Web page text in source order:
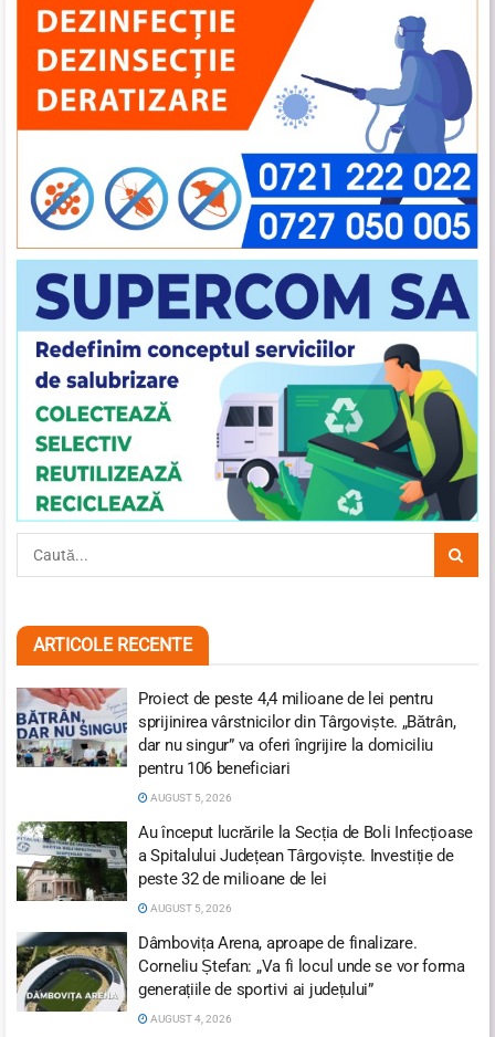
ARTICOLE RECENTE
Proiect de peste 4,4 milioane de lei pentru
sprijinirea vârstnicilor din Târgoviște. „Bătrân,
dar nu singur” va oferi îngrijire la domiciliu
pentru 106 beneficiari
AUGUST 5, 2026
Au început lucrările la Secția de Boli Infecțioase
a Spitalului Județean Târgoviște. Investiție de
peste 32 de milioane de lei
AUGUST 5, 2026
Dâmbovița Arena, aproape de finalizare.
Corneliu Ștefan: „Va fi locul unde se vor forma
generațiile de sportivi ai județului”
AUGUST 4, 2026